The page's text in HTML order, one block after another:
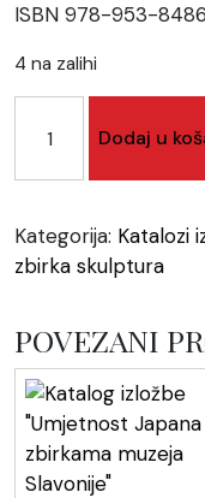
ISBN 978-953-
4 na zalihi
I
NATPISA
količina
Dodaj u
Kategorija: Katalozi
zbirka skulptura
POVEZANI